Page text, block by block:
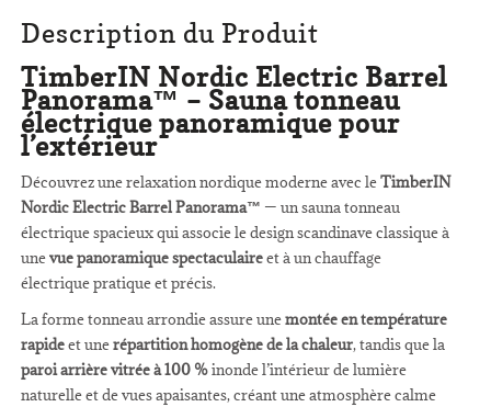
Description du Produit
TimberIN Nordic Electric Barrel
Panorama™ – Sauna tonneau
électrique panoramique pour
l’extérieur
Découvrez une relaxation nordique moderne avec leTimberIN
Nordic Electric Barrel Panorama™ — un sauna tonneau
électrique spacieux qui associe le design scandinave classique à
unevue panoramique spectaculaireet à un chauffage
électrique pratique et précis.
La forme tonneau arrondie assure unemontée en température
rapideet unerépartition homogène de la chaleur, tandis que la
paroi arrière vitrée à 100 %inonde l’intérieur de lumière
naturelle et de vues apaisantes, créant une atmosphère calme